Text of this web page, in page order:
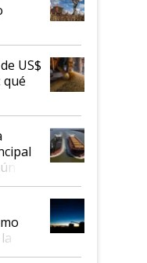
US$
qué
así
cada